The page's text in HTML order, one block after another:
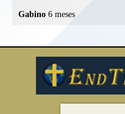
Gabino 6 meses